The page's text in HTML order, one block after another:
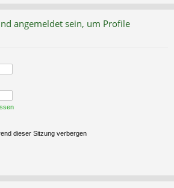
de re
angemeldet sein, um Profile
dieser Sitzung verbergen